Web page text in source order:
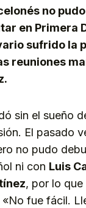
no
en Primera
sufrido la
reuniones
sin el sueño
El pasado
no pudo
ni con Luis
, por lo
fue fácil.